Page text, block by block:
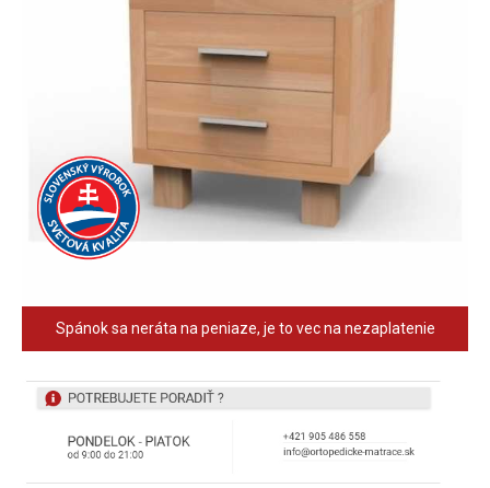
Spánok sa neráta na peniaze, je to vec na nezaplatenie